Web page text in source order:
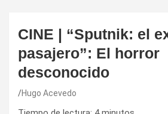
CINE | “Sputnik: el
pasajero”: El horror
desconocido
Hugo Acevedo